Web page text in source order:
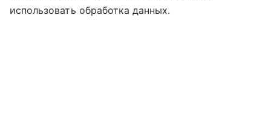
использовать обработка данных.